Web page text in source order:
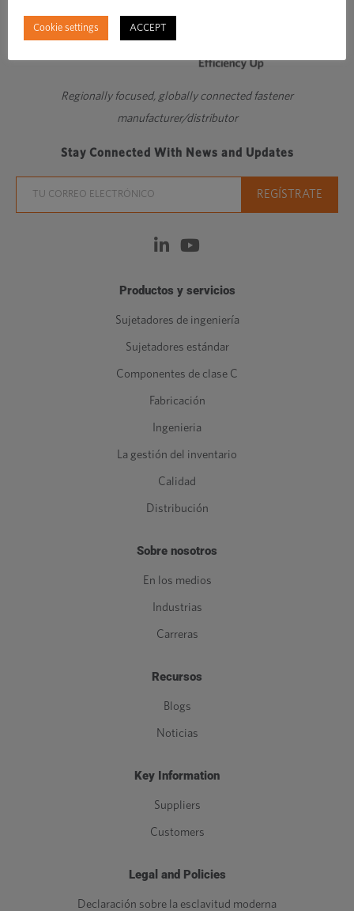
Regionally focused, globally connected fastener
manufacturer/distributor
Stay Connected With News and Updates
Productos y servicios
Sujetadores de ingeniería
Sujetadores estándar
Componentes de clase C
Fabricación
Ingenieria
La gestión del inventario
Calidad
Distribución
Sobre nosotros
En los medios
Industrias
Carreras
Recursos
Blogs
Noticias
Key Information
Suppliers
Customers
Legal and Policies
Declaración sobre la esclavitud moderna
Cookie settings ACCEPT